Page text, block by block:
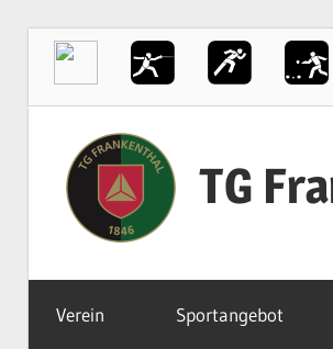
springen
TG
Sportverein
in
Verein Sportangebot